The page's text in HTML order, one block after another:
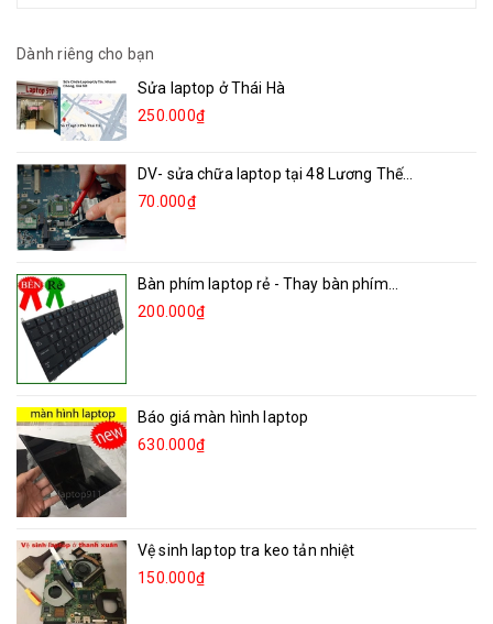
Dành riêng cho bạn
Sửa laptop ở Thái Hà
250.000₫
DV- sửa chữa laptop tại 48 Lương Thế...
70.000₫
Bàn phím laptop rẻ - Thay bàn phím...
200.000₫
Báo giá màn hình laptop
630.000₫
Vệ sinh laptop tra keo tản nhiệt
150.000₫